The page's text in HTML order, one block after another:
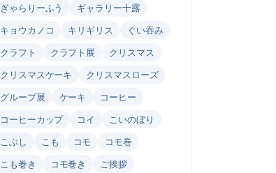
ぎゃらりーふう
ギャラリー十露
キョウカノコ
キリギリス
ぐい吞み
クラフト
クラフト展
クリスマス
クリスマスケーキ
クリスマスローズ
グループ展
ケーキ
コーヒー
コーヒーカップ
コイ
こいのぼり
こぶし
こも コモ
コモ巻
こも巻き
コモ巻き
ご挨拶